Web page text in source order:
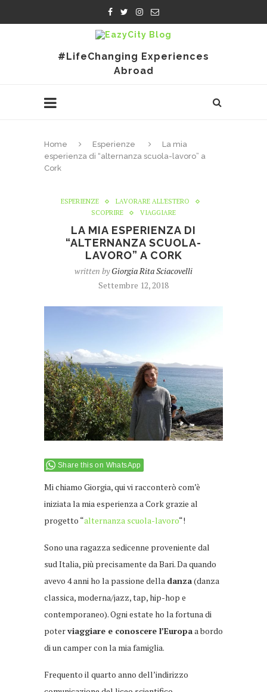
#LifeChanging Experiences
Abroad
Home Esperienze
La mia
esperienza di “alternanza scuola-lavoro” a
Cork
ESPERIENZE
LAVORARE ALL'ESTERO
SCOPRIRE
VIAGGIARE
LA MIA ESPERIENZA DI
“ALTERNANZA SCUOLA-
LAVORO” A CORK
written byGiorgia Rita Sciacovelli
Settembre 12, 2018
Share this on WhatsApp
Mi chiamo Giorgia, qui vi racconterò com’è
iniziata la mia esperienza a Cork grazie al
progetto “alternanza scuola-lavoro“!
Sono una ragazza sedicenne proveniente dal
sud Italia, più precisamente da Bari. Da quando
avevo 4 anni ho la passione della danza(danza
classica, moderna/jazz, tap, hip-hop e
contemporaneo). Ogni estate ho la fortuna di
poterviaggiare e conoscere l’Europaa bordo
di un camper con la mia famiglia.
Frequento il quarto anno dell’indirizzo